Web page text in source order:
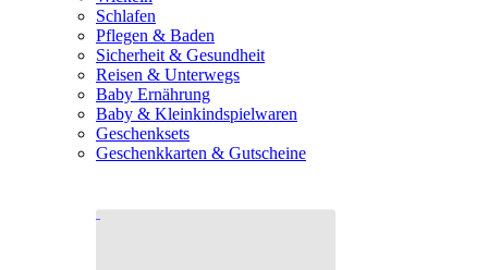
Schlafen
Pflegen & Baden
Sicherheit & Gesundheit
Reisen & Unterwegs
Baby Ernährung
Baby & Kleinkindspielwaren
Geschenksets
Geschenkkarten & Gutscheine